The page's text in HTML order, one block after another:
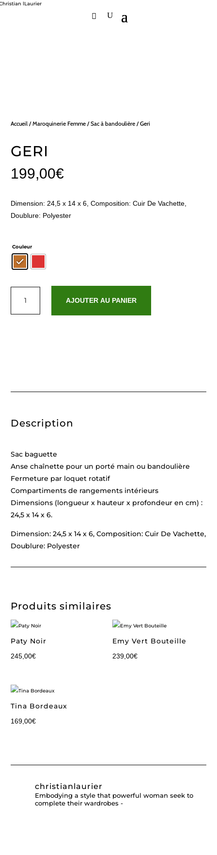
Accueil /Maroquinerie Femme /Sac à bandoulière / Geri
GERI
199,00€
Dimension: 24,5 x 14 x 6, Composition: Cuir De Vachette,
Doublure: Polyester
Couleur
AJOUTER AU PANIER
Description
Sac baguette
Anse chaînette pour un porté main ou bandoulière
Fermeture par loquet rotatif
Compartiments de rangements intérieurs
Dimensions (longueur x hauteur x profondeur en cm) :
24,5 x 14 x 6.
Dimension: 24,5 x 14 x 6, Composition: Cuir De Vachette,
Doublure: Polyester
Produits similaires
Paty Noir
245,00€
Emy Vert Bouteille
239,00€
Tina Bordeaux
169,00€
christianlaurier
Embodying a style that powerful woman seek to
complete their wardrobes -